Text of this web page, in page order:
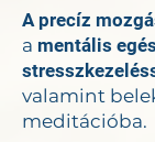
A precíz
a mentális
valamint
meditációba.